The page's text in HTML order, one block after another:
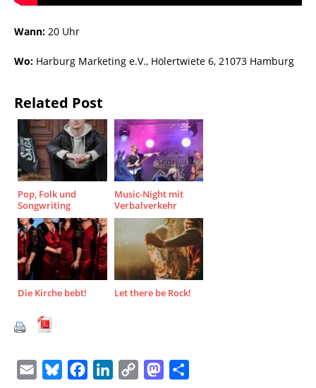
Wann: 20 Uhr
Wo: Harburg Marketing e.V., Hölertwiete 6, 21073 Hamburg
Related Post
Pop, Folk und
Songwriting
Music-Night mit
Verbalverkehr
Die Kirche bebt! Let there be Rock!
M